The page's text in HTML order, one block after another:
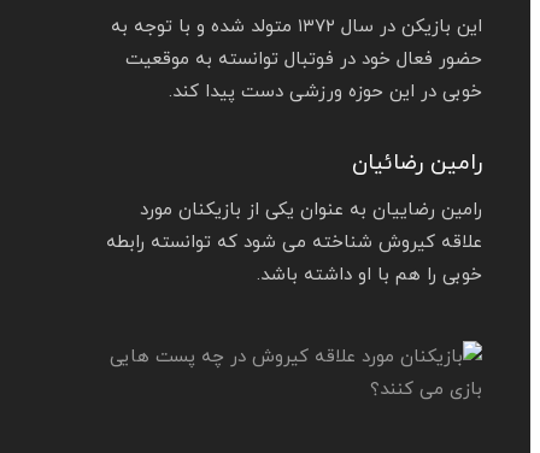
این بازیکن در سال ۱۳۷۲ متولد شده و با توجه به
حضور فعال خود در فوتبال توانسته به موقعیت
خوبی در این حوزه ورزشی دست پیدا کند.
رامین رضائیان
رامین رضاییان به عنوان یکی از بازیکنان مورد
علاقه کیروش شناخته می‌ شود که توانسته رابطه
خوبی را هم با او داشته باشد.